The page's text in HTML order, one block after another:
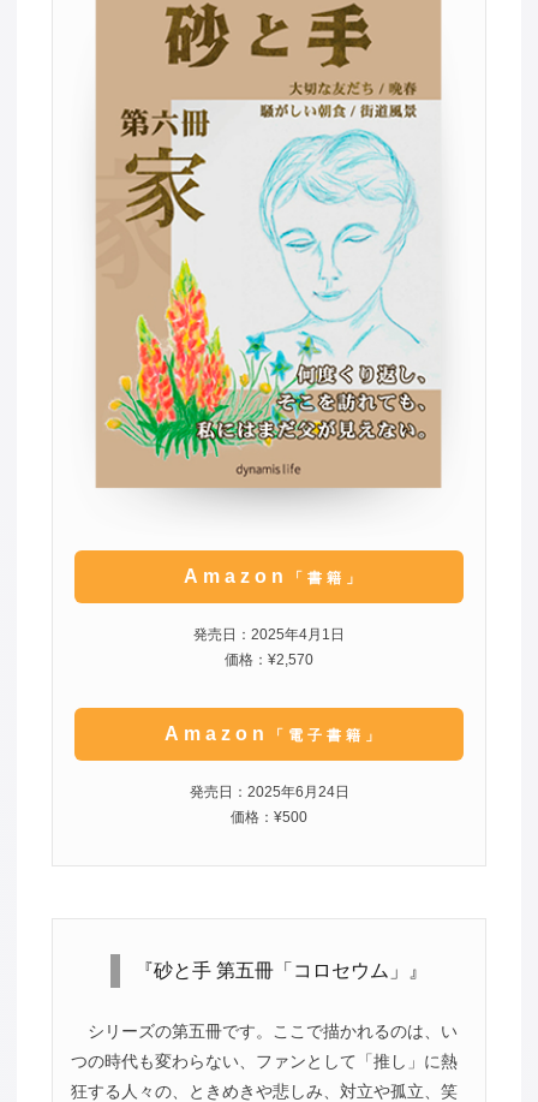
Amazon 「書籍」
発売日：2025年4月1日
価格：¥2,570
Amazon 「電子書籍」
発売日：2025年6月24日
価格：¥500
『砂と手 第五冊「コロセウム」』
シリーズの第五冊です。ここで描かれるのは、い
つの時代も変わらない、ファンとして「推し」に熱
狂する人々の、ときめきや悲しみ、対立や孤立、笑